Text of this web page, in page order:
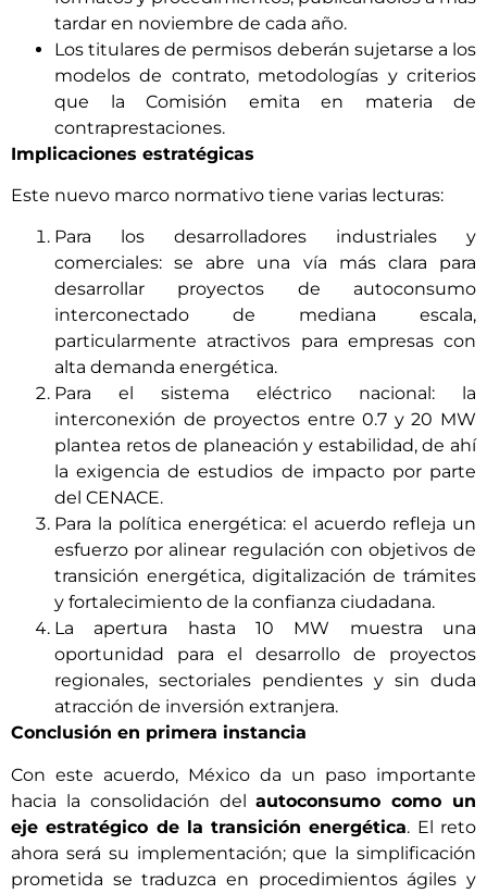
tardar en noviembre de cada año.
Los titulares de permisos deberán sujetarse a los
modelos de contrato, metodologías y criterios
que la Comisión emita en materia de
contraprestaciones.
Implicaciones estratégicas
Este nuevo marco normativo tiene varias lecturas:
Para los desarrolladores industriales y
comerciales: se abre una vía más clara para
desarrollar proyectos de autoconsumo
interconectado de mediana escala,
particularmente atractivos para empresas con
alta demanda energética.
Para el sistema eléctrico nacional: la
interconexión de proyectos entre 0.7 y 20 MW
plantea retos de planeación y estabilidad, de ahí
la exigencia de estudios de impacto por parte
del CENACE.
Para la política energética: el acuerdo refleja un
esfuerzo por alinear regulación con objetivos de
transición energética, digitalización de trámites
y fortalecimiento de la confianza ciudadana.
La apertura hasta 10 MW muestra una
oportunidad para el desarrollo de proyectos
regionales, sectoriales pendientes y sin duda
atracción de inversión extranjera.
Conclusión en primera instancia
Con este acuerdo, México da un paso importante
hacia la consolidación delautoconsumo como un
eje estratégico de la transición energética. El reto
ahora será su implementación; que la simplificación
prometida se traduzca en procedimientos ágiles y